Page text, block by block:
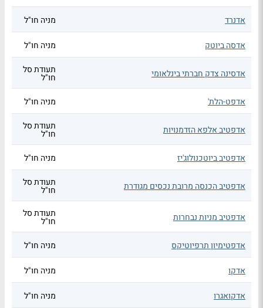
אדנרד מניה חו"ל
אדסה ביוטק מניה חו"ל
אדסינה צדק חברתי בינלאומי תעודת סל
חו"ל
אדפט-הלת'
מניה חו"ל
אדפטיב אלפא הזדמנויות תעודת סל
חו"ל
אדפטיב ביוטכנולוג'יז
מניה חו"ל
אדפטיב הכנסה מרובת נכסים מגודרת תעודת סל
חו"ל
אדפטיב מניות נבחרות תעודת סל
חו"ל
אדפטימיון תרפיוטיקס
מניה חו"ל
אדקו מניה חו"ל
אדקואגרו מניה חו"ל